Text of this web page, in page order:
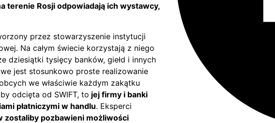
terenie Rosji odpowiadają ich wystawcy,
przez stowarzyszenie instytucji
Na całym świecie korzystają z niego
dziesiątki tysięcy banków, giełd i innych
jest stosunkowo proste realizowanie
we właściwie każdym zakątku
odcięta od SWIFT, to jej firmy i banki
płatniczymi w handlu. Eksperci
zostaliby pozbawieni możliwości